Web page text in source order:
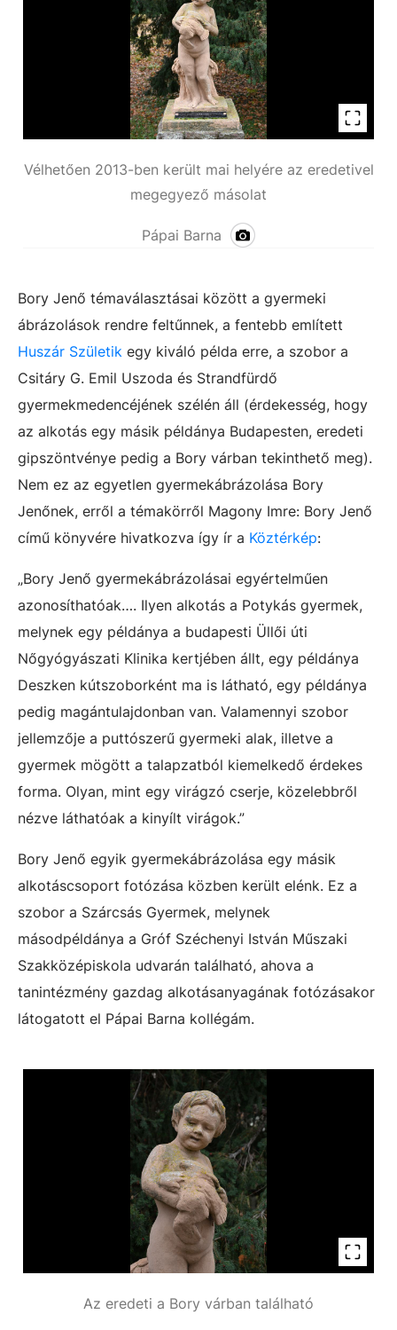
Vélhetően 2013-ben került mai helyére az eredetivel
megegyező másolat
Pápai Barna
Bory Jenő témaválasztásai között a gyermeki
ábrázolások rendre feltűnnek, a fentebb említett
Huszár Születik egy kiváló példa erre, a szobor a
Csitáry G. Emil Uszoda és Strandfürdő
gyermekmedencéjének szélén áll (érdekesség, hogy
az alkotás egy másik példánya Budapesten, eredeti
gipszöntvénye pedig a Bory várban tekinthető meg).
Nem ez az egyetlen gyermekábrázolása Bory
Jenőnek, erről a témakörről Magony Imre: Bory Jenő
című könyvére hivatkozva így ír a Köztérkép:
„Bory Jenő gyermekábrázolásai egyértelműen
azonosíthatóak…. Ilyen alkotás a Potykás gyermek,
melynek egy példánya a budapesti Üllői úti
Nőgyógyászati Klinika kertjében állt, egy példánya
Deszken kútszoborként ma is látható, egy példánya
pedig magántulajdonban van. Valamennyi szobor
jellemzője a puttószerű gyermeki alak, illetve a
gyermek mögött a talapzatból kiemelkedő érdekes
forma. Olyan, mint egy virágzó cserje, közelebbről
nézve láthatóak a kinyílt virágok.”
Bory Jenő egyik gyermekábrázolása egy másik
alkotáscsoport fotózása közben került elénk. Ez a
szobor a Szárcsás Gyermek, melynek
másodpéldánya a Gróf Széchenyi István Műszaki
Szakközépiskola udvarán található, ahova a
tanintézmény gazdag alkotásanyagának fotózásakor
látogatott el Pápai Barna kollégám.
Az eredeti a Bory várban található